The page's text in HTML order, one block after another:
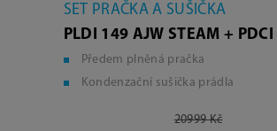
SET PRAČKA A SUŠIČKA
PLDI 149 AJW STEAM +
Předem plněná pračka
Kondenzační sušička prádla
20999 Kč